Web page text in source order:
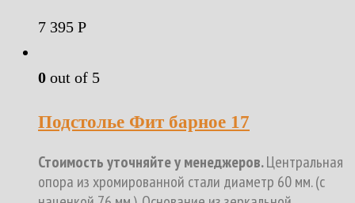
7 395 Р
0 out of 5
Подстолье Фит барное 17
Стоимость уточняйте у менеджеров.Центральная
опора из хромированной стали диаметр 60 мм. (с